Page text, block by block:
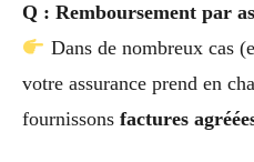
Q : Remboursement par
Dans de nombreux cas
votre assurance prend en
fournissons factures